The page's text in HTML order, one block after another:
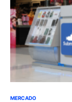
MERCADO